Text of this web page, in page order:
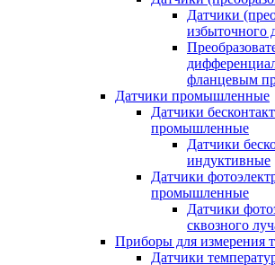
Датчики
избыточного
фланцевым
Датчики промышленные
Датчики
промышленные
Датчики
индуктивные
Датчики
промышленные
Датчики
сквозного
Приборы для измерения
Датчики